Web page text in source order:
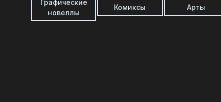
Графические
новеллы
Комиксы Арты